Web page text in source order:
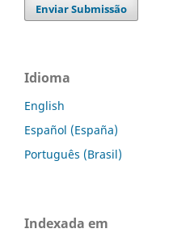
Enviar Submissão
Idioma
English
Español (España)
Português (Brasil)
Indexada em